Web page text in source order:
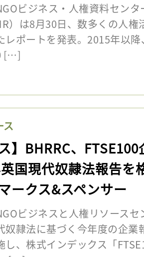
ビジネス・人権資料センタ
）は8月30日、数多くの人
レポートを発表。2015年以
[…]
ス
】BHRRC、FTSE100
国現代奴隷法報告を
ークス&スペンサー
ビジネスと人権リソースセ
奴隷法に基づく今年度の企
し、株式インデックス「